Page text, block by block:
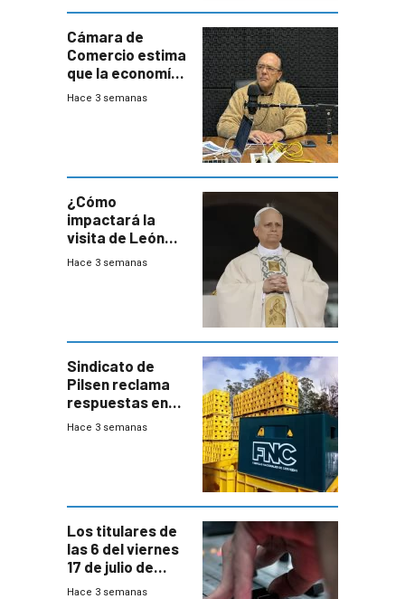
Cámara de
Comercio estima
que la economía
crecerá 1,6%
Hace 3 semanas
¿Cómo
impactará la
visita de León
XIV a Uruguay?
Hace 3 semanas
Sindicato de
Pilsen reclama
respuestas en
medio de
Hace 3 semanas
Los titulares de
las 6 del viernes
17 de julio de
2026
Hace 3 semanas